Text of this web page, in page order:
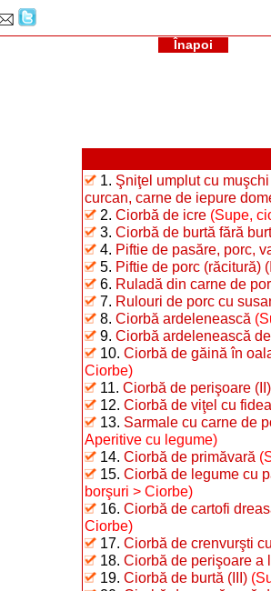
Înapoi
1. Şniţel umplut cu
curcan, carne de iepure
2. Ciorbă de icre (Supe,
3. Ciorbă de burtă fără
4. Piftie de pasăre, porc,
5. Piftie de porc (răcitură)
6. Ruladă din carne de
7. Rulouri de porc cu
8. Ciorbă ardelenească
9. Ciorbă ardelenească
10. Ciorbă de găină în
Ciorbe)
11. Ciorbă de perişoare (II)
12. Ciorbă de viţel cu fidea
13. Sarmale cu carne de
Aperitive cu legume)
14. Ciorbă de primăvară
15. Ciorbă de legume cu
borşuri > Ciorbe)
16. Ciorbă de cartofi
Ciorbe)
17. Ciorbă de crenvurşti
18. Ciorbă de perişoare a
19. Ciorbă de burtă (III)